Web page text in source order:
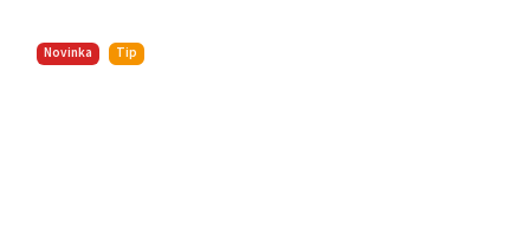
Novinka Tip